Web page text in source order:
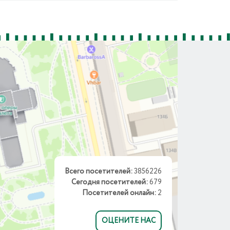
Всего посетителей:3856226
Сегодня посетителей:679
Посетителей онлайн:2
ОЦЕНИТЕ НАС